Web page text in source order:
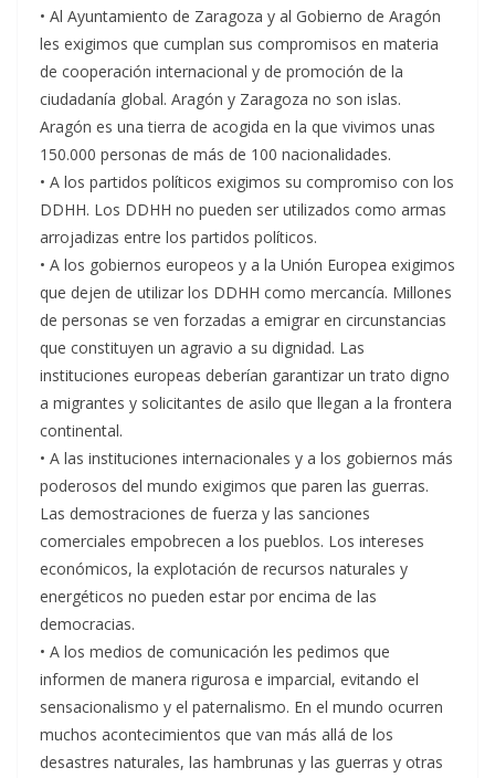
• Al Ayuntamiento de Zaragoza y al Gobierno de Aragón
les exigimos que cumplan sus compromisos en materia
de cooperación internacional y de promoción de la
ciudadanía global. Aragón y Zaragoza no son islas.
Aragón es una tierra de acogida en la que vivimos unas
150.000 personas de más de 100 nacionalidades.
• A los partidos políticos exigimos su compromiso con los
DDHH. Los DDHH no pueden ser utilizados como armas
arrojadizas entre los partidos políticos.
• A los gobiernos europeos y a la Unión Europea exigimos
que dejen de utilizar los DDHH como mercancía. Millones
de personas se ven forzadas a emigrar en circunstancias
que constituyen un agravio a su dignidad. Las
instituciones europeas deberían garantizar un trato digno
a migrantes y solicitantes de asilo que llegan a la frontera
continental.
• A las instituciones internacionales y a los gobiernos más
poderosos del mundo exigimos que paren las guerras.
Las demostraciones de fuerza y las sanciones
comerciales empobrecen a los pueblos. Los intereses
económicos, la explotación de recursos naturales y
energéticos no pueden estar por encima de las
democracias.
• A los medios de comunicación les pedimos que
informen de manera rigurosa e imparcial, evitando el
sensacionalismo y el paternalismo. En el mundo ocurren
muchos acontecimientos que van más allá de los
desastres naturales, las hambrunas y las guerras y otras